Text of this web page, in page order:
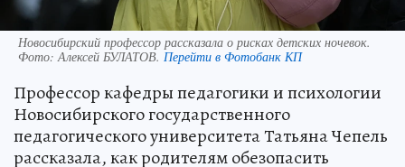
Новосибирский профессор рассказала о рисках детских ночевок.
Фото:Алексей БУЛАТОВ. Перейти в Фотобанк КП
Профессор кафедры педагогики и психологии
Новосибирского государственного
педагогического университета Татьяна Чепель
рассказала, как родителям обезопасить